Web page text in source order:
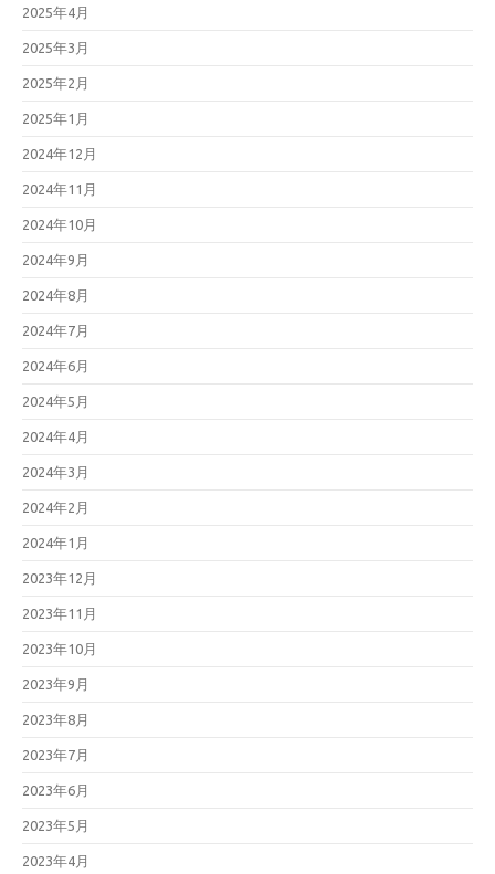
2025年4月
2025年3月
2025年2月
2025年1月
2024年12月
2024年11月
2024年10月
2024年9月
2024年8月
2024年7月
2024年6月
2024年5月
2024年4月
2024年3月
2024年2月
2024年1月
2023年12月
2023年11月
2023年10月
2023年9月
2023年8月
2023年7月
2023年6月
2023年5月
2023年4月